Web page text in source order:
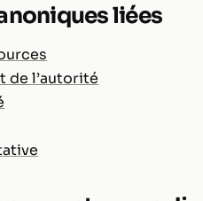
liées
de l’autorité